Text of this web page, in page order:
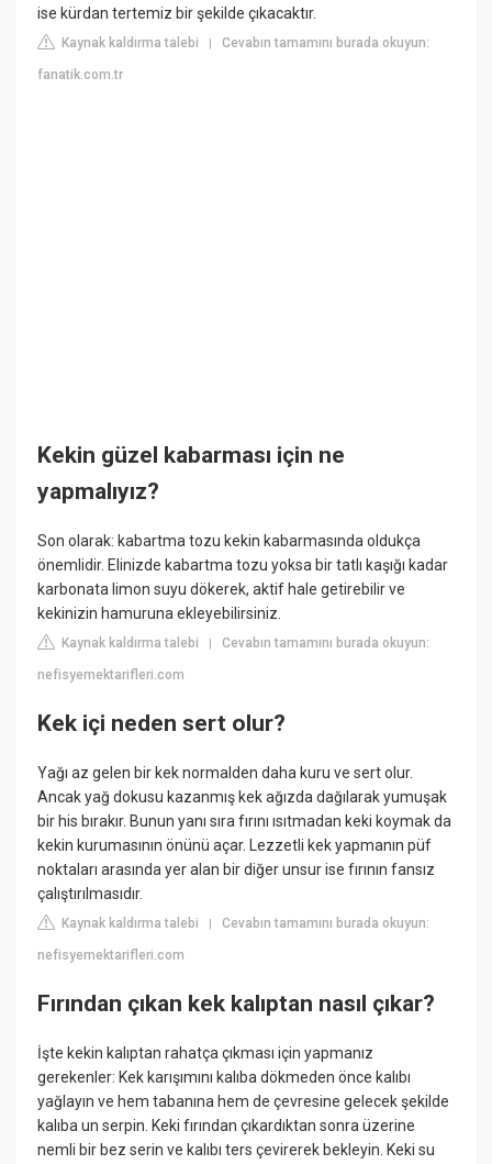
ise kürdan tertemiz bir şekilde çıkacaktır.
Kaynak kaldırma talebi |Cevabın tamamını burada okuyun:
fanatik.com.tr
Kekin güzel kabarması için ne
yapmalıyız?
Son olarak: kabartma tozu kekin kabarmasında oldukça
önemlidir. Elinizde kabartma tozu yoksa bir tatlı kaşığı kadar
karbonata limon suyu dökerek, aktif hale getirebilir ve
kekinizin hamuruna ekleyebilirsiniz.
Kaynak kaldırma talebi |Cevabın tamamını burada okuyun:
nefisyemektarifleri.com
Kek içi neden sert olur?
Yağı az gelen bir kek normalden daha kuru ve sert olur.
Ancak yağ dokusu kazanmış kek ağızda dağılarak yumuşak
bir his bırakır. Bunun yanı sıra fırını ısıtmadan keki koymak da
kekin kurumasının önünü açar. Lezzetli kek yapmanın püf
noktaları arasında yer alan bir diğer unsur ise fırının fansız
çalıştırılmasıdır.
Kaynak kaldırma talebi |Cevabın tamamını burada okuyun:
nefisyemektarifleri.com
Fırından çıkan kek kalıptan nasıl çıkar?
İşte kekin kalıptan rahatça çıkması için yapmanız
gerekenler: Kek karışımını kalıba dökmeden önce kalıbı
yağlayın ve hem tabanına hem de çevresine gelecek şekilde
kalıba un serpin. Keki fırından çıkardıktan sonra üzerine
nemli bir bez serin ve kalıbı ters çevirerek bekleyin. Keki su